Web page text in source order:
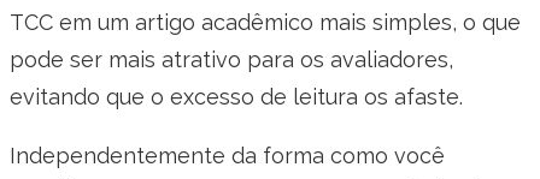
TCC em um artigo acadêmico mais simples, o que
pode ser mais atrativo para os avaliadores,
evitando que o excesso de leitura os afaste.
Independentemente da forma como você